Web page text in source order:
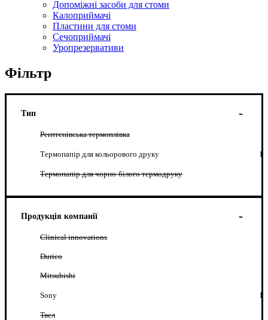
Допоміжні засоби для стоми
Калоприймачі
Пластини для стоми
Сечоприймачі
Уропрезервативи
Фільтр
Тип
Рентгенівська термоплівка
Термопапір для кольорового друку 1
Термопапір для чорно-білого термодруку
Продукція компанії
Clinical innovations
Durico
Mitsubishi
Sony 1
Твел